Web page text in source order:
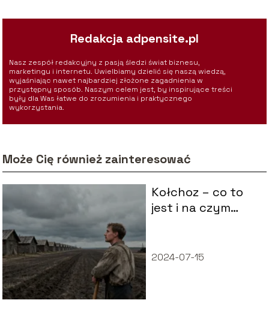
Redakcja adpensite.pl
Nasz zespół redakcyjny z pasją śledzi świat biznesu,
marketingu i internetu. Uwielbiamy dzielić się naszą wiedzą,
wyjaśniając nawet najbardziej złożone zagadnienia w
przystępny sposób. Naszym celem jest, by inspirujące treści
były dla Was łatwe do zrozumienia i praktycznego
wykorzystania.
Może Cię również zainteresować
Kołchoz – co to
jest i na czym
2024-07-15